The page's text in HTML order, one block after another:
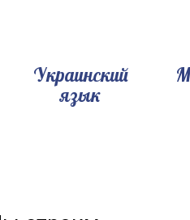
Украинский
язык